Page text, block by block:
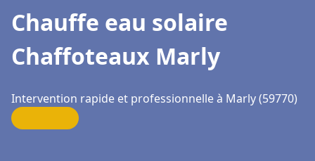
Chauffe eau solaire
Chaffoteaux Marly
Intervention rapide et professionnelle à Marly (59770)